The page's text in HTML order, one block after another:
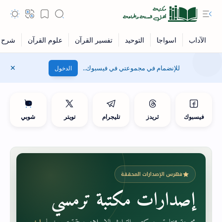
للإنضمام في مجموعتي في فيسبوك.. الدخول
فيسبوك ثريدز تليجرام تويتر شوبي
فهرس الإصدارات المحققة
إصدارات مكتبة ترمسي